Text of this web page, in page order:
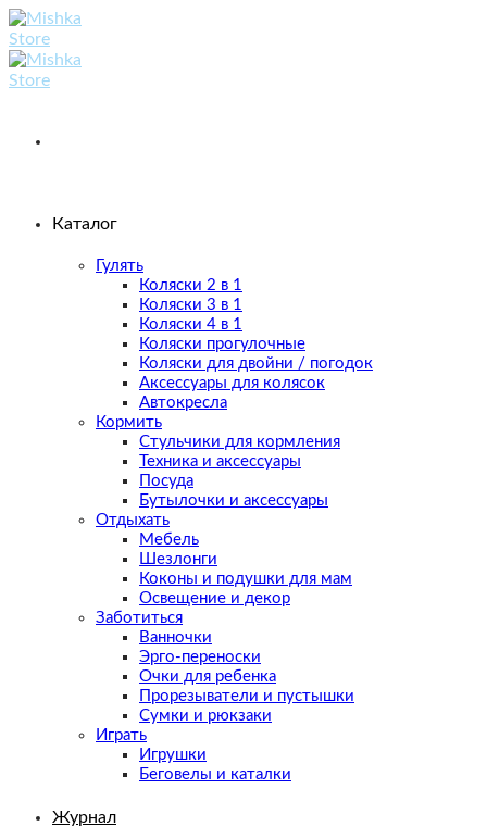
Skip
to
content
Каталог
Гулять
Коляски 2 в 1
Коляски 3 в 1
Коляски 4 в 1
Коляски прогулочные
Коляски для двойни / погодок
Аксессуары для колясок
Автокресла
Кормить
Стульчики для кормления
Техника и аксессуары
Посуда
Бутылочки и аксессуары
Отдыхать
Мебель
Шезлонги
Коконы и подушки для мам
Освещение и декор
Заботиться
Ванночки
Эрго-переноски
Очки для ребенка
Прорезыватели и пустышки
Сумки и рюкзаки
Играть
Игрушки
Беговелы и каталки
Журнал